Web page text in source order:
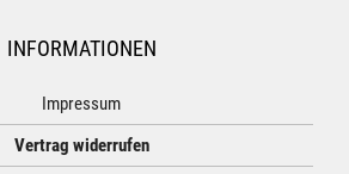
INFORMATIONEN
Impressum
Vertrag widerrufen